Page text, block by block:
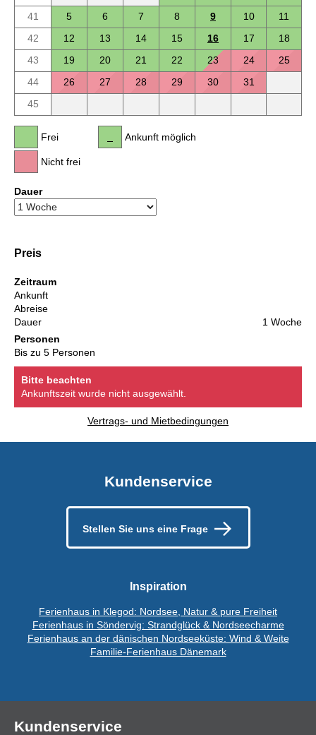
41
5 6 7 8 9 10
11
42
12 13 14 15 16 17
18
43
19 20 21 22 23 24
25
44
26 27 28 29 30
31
45
Frei
Nicht frei
Ankunft möglich
Dauer
Preis
Zeitraum
Ankunft
Abreise
Dauer
1 Woche
Personen
Bis zu 5 Personen
Bitte beachten
Ankunftszeit wurde nicht ausgewählt.
Vertrags- und Mietbedingungen
Kundenservice
Stellen Sie uns eine Frage
Inspiration
Ferienhaus in Klegod: Nordsee, Natur & pure Freiheit
Ferienhaus in Söndervig: Strandglück & Nordseecharme
Ferienhaus an der dänischen Nordseeküste: Wind & Weite
Familie-Ferienhaus Dänemark
Kundenservice